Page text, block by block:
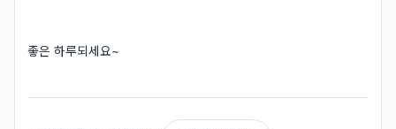
좋은 하루되세요~